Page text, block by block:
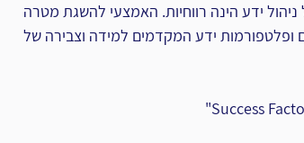
ידע הינה ‏רווחיות. האמצעי להשגת מטרה
‏ופלטפורמות ידע המקדמים למידה וצבירה של